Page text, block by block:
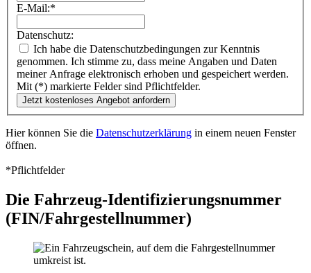
E-Mail:*
Datenschutz:
genommen. Ich stimme zu, dass meine Angaben und Daten
meiner Anfrage elektronisch erhoben und gespeichert werden.
Mit (*) markierte Felder sind Pflichtfelder.
Hier können Sie die Datenschutzerklärung in einem neuen Fenster
öffnen.
*Pflichtfelder
Die Fahrzeug-Identifizierungsnummer
(FIN/Fahrgestellnummer)